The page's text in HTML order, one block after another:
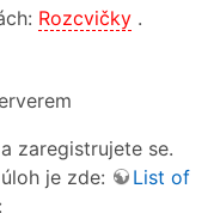
Rozcvičky .
a zaregistrujete se.
je zde:
List of